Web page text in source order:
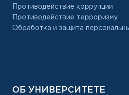
Противодействие коррупции
Противодействие терроризму
Обработка и защита
ОБ УНИВЕРСИТЕТЕ